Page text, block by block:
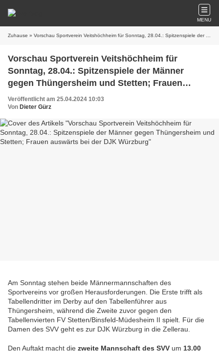
MENU
Zuhause » Vorschau Sportverein Veitshöchheim für Sonntag, 28.04.: Spitzenspiele der Männer gegen Thüngersheim und Stetten; Frauen auswärts bei der DJK Würzburg
Vorschau Sportverein Veitshöchheim für
Sonntag, 28.04.: Spitzenspiele der Männer
gegen Thüngersheim und Stetten; Frauen
auswärts bei der DJK Würzburg
Veröffentlicht am 25.04.2024 10:03
Von Dieter Gürz
Am Sonntag stehen beide Männermannschaften des
Sportvereins vor großen Herausforderungen. Die Erste trifft als
Tabellendritter im Derby auf den Tabellenführer aus
Thüngersheim, während die Zweite zuvor gegen den
Tabellenvierten FV Stetten/Binsfeld-Müdesheim II spielt. Für die
Damen des SVV geht es zur DJK Würzburg in die Zellerau.
Den Auftakt macht die zweite Mannschaft des SVV um 13.00